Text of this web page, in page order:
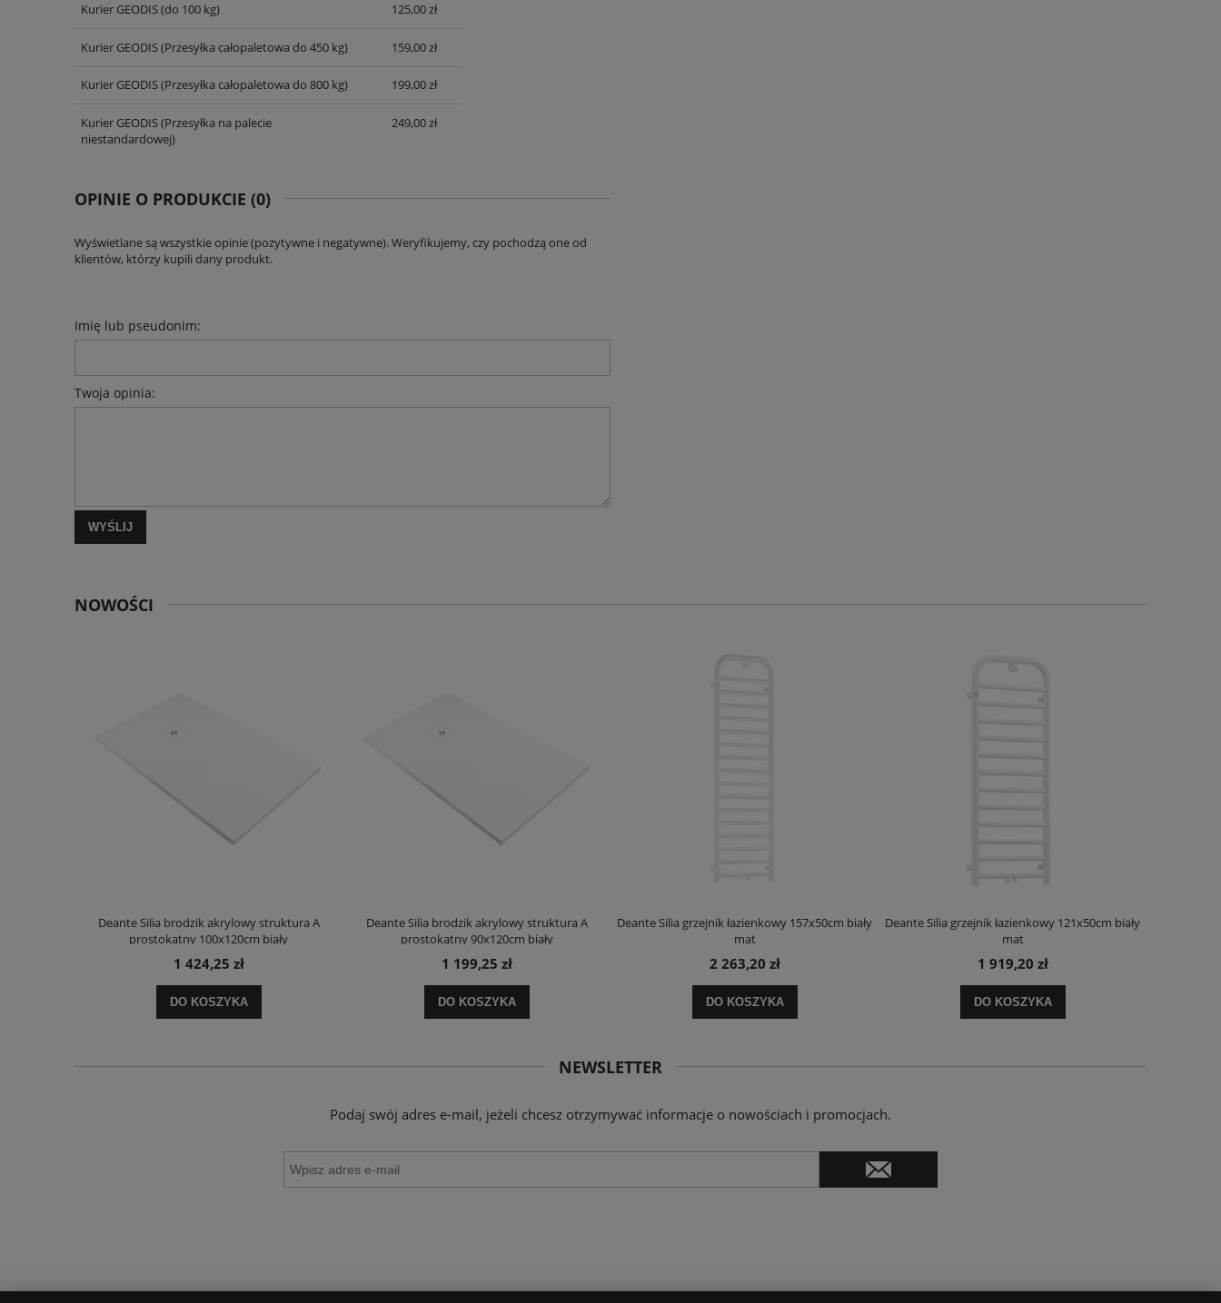
Kurier GEODIS(do 100 kg) 125,00 zł
Kurier GEODIS(Przesyłka całopaletowa do 450 kg) 159,00 zł
Kurier GEODIS(Przesyłka całopaletowa do 800 kg) 199,00 zł
Kurier GEODIS(Przesyłka na palecie
niestandardowej)
249,00 zł
OPINIE O PRODUKCIE (0)
Wyświetlane są wszystkie opinie (pozytywne i negatywne). Weryfikujemy, czy pochodzą one od
klientów, którzy kupili dany produkt.
Imię lub pseudonim:
Twoja opinia:
WYŚLIJ
NOWOŚCI
Deante Silia brodzik akrylowy struktura A
prostokątny 100x120cm biały
1 424,25 zł
DO KOSZYKA
Deante Silia brodzik akrylowy struktura A
prostokątny 90x120cm biały
1 199,25 zł
DO KOSZYKA
Deante Silia grzejnik łazienkowy 157x50cm biały
mat
2 263,20 zł
DO KOSZYKA
Deante Silia grzejnik łazienkowy 121x50cm biały
mat
1 919,20 zł
DO KOSZYKA
NEWSLETTER
Podaj swój adres e-mail, jeżeli chcesz otrzymywać informacje o nowościach i promocjach.